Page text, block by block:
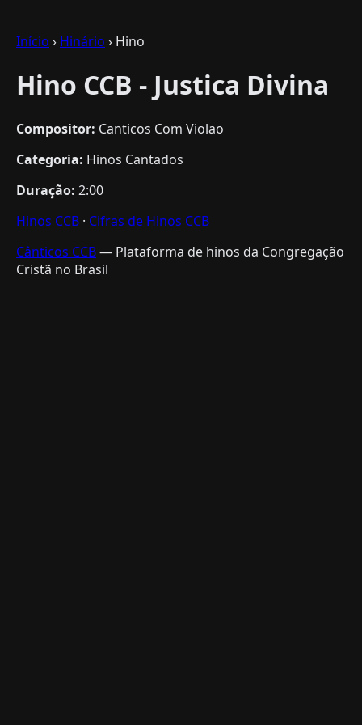
Início › Hinário › Hino
Hino CCB - Justica Divina
Compositor: Canticos Com Violao
Categoria: Hinos Cantados
Duração: 2:00
Hinos CCB · Cifras de Hinos CCB
Cânticos CCB— Plataforma de hinos da Congregação
Cristã no Brasil